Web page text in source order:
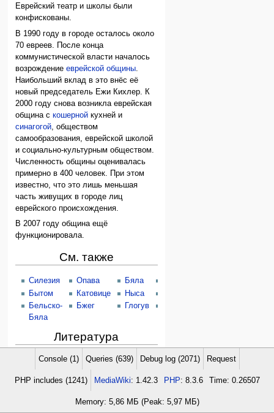
Еврейский театр и школы были
конфискованы.
В 1990 году в городе осталось около
70 евреев. После конца
коммунистической власти началось
возрождениееврейской общины
Наибольший вклад в это внёс её
новый председатель Ежи Кихлер. К
2000 году снова возникла еврейская
община скошерной кухней и
синагогой , обществом
самообразования, еврейской школой
и социально-культурным обществом.
Численность общины оценивалась
примерно в 400 человек. При этом
известно, что это лишь меньшая
часть живущих в городе лиц
еврейского происхождения.
В 2007 году община ещё
функционировала.
См. также
Силезия
Бытом
Бельско-
Бяла
Опава
Катовице
Бжег
Бяла
Ныса
Глогув
Литература
Marcus Brann, Geschichte der
Juden in Schlesien, 6 vols.
(Breslau, 1896—1917);
Bronsztein, in: JJSO, 7 (1965), 246-
Console (1) Queries (639) Debug log (2071) Request
PHP includes (1241) MediaWiki: 1.42.3 PHP: 8.3.6 Time: 0.26507
Memory: 5,86 МБ (Peak: 5,97 МБ)